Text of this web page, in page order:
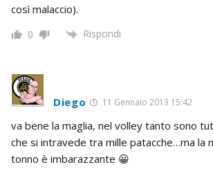
così malaccio).
0 Rispondi
Diego 11 Gennaio 2013 15:42
va bene la maglia, nel volley tanto sono
che si intravede tra mille patacche…ma la
tonno è imbarazzante 😀